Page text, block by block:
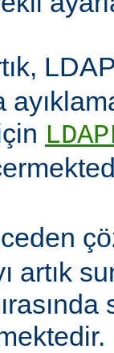
artık